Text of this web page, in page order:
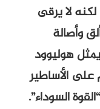
لا يرقى
وأصالة
هوليوود
على الأساطير
السوداء”.